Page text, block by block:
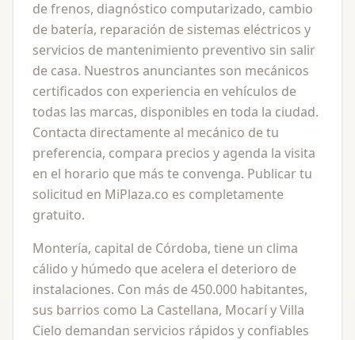
de frenos, diagnóstico computarizado, cambio
de batería, reparación de sistemas eléctricos y
servicios de mantenimiento preventivo sin salir
de casa. Nuestros anunciantes son mecánicos
certificados con experiencia en vehículos de
todas las marcas, disponibles en toda la ciudad.
Contacta directamente al mecánico de tu
preferencia, compara precios y agenda la visita
en el horario que más te convenga. Publicar tu
solicitud en MiPlaza.co es completamente
gratuito.
Montería, capital de Córdoba, tiene un clima
cálido y húmedo que acelera el deterioro de
instalaciones. Con más de 450.000 habitantes,
sus barrios como La Castellana, Mocarí y Villa
Cielo demandan servicios rápidos y confiables